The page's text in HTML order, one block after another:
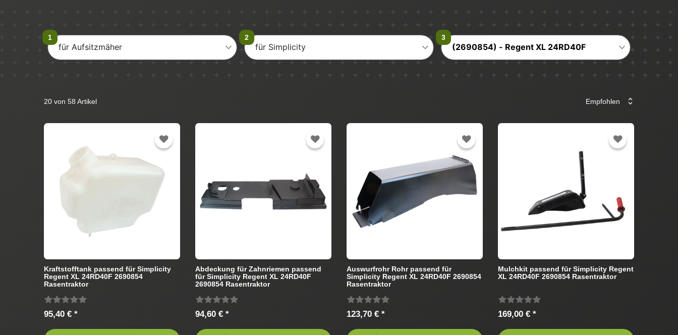
für Aufsitzmäher für Simplicity (2690854) - Regent XL 24RD40F
20 von 58 Artikel
Kraftstofftank passend für Simplicity
Regent XL 24RD40F 2690854
Rasentraktor
95,40 € *
Abdeckung für Zahnriemen passend
für Simplicity Regent XL 24RD40F
2690854 Rasentraktor
94,60 € *
Auswurfrohr Rohr passend für
Simplicity Regent XL 24RD40F 2690854
Rasentraktor
123,70 € *
Mulchkit passend für Simplicity Regent
XL 24RD40F 2690854 Rasentraktor
169,00 € *